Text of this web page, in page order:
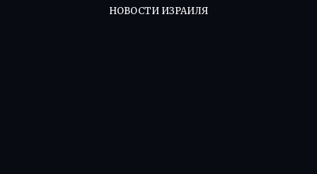
НОВОСТИ ИЗРАИЛЯ